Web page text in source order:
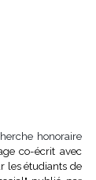
honoraire
co-écrit avec
les étudiants de